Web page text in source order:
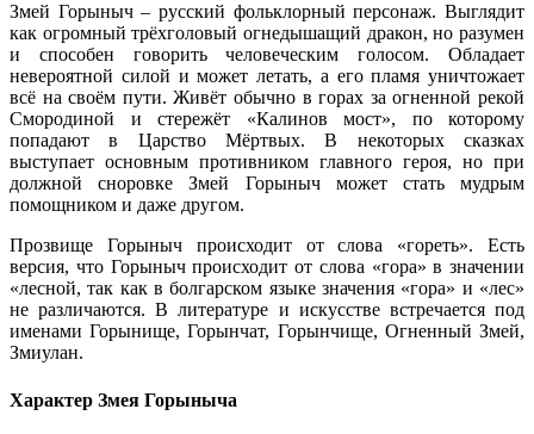
Змей Горыныч – русский фольклорный персонаж. Выглядит
как огромный трёхголовый огнедышащий дракон, но разумен
и способен говорить человеческим голосом. Обладает
невероятной силой и может летать, а его пламя уничтожает
всё на своём пути. Живёт обычно в горах за огненной рекой
Смородиной и стережёт «Калинов мост», по которому
попадают в Царство Мёртвых. В некоторых сказках
выступает основным противником главного героя, но при
должной сноровке Змей Горыныч может стать мудрым
помощником и даже другом.
Прозвище Горыныч происходит от слова «гореть». Есть
версия, что Горыныч происходит от слова «гора» в значении
«лесной, так как в болгарском языке значения «гора» и «лес»
не различаются. В литературе и искусстве встречается под
именами Горынище, Горынчат, Горынчище, Огненный Змей,
Змиулан.
Характер Змея Горыныча